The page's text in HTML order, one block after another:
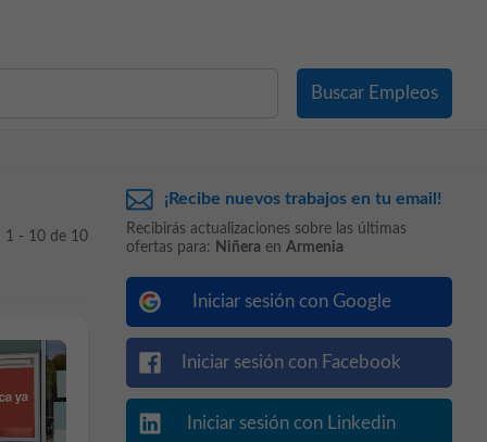
1 - 10 de 10
¡Recibe nuevos trabajos en tu email!
Recibirás actualizaciones sobre las últimas
ofertas para: Niñera en Armenia
Iniciar sesión con Google
Iniciar sesión con Facebook
Iniciar sesión con Linkedin